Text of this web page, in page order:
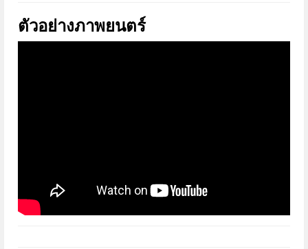
ตัวอย่างภาพยนตร์